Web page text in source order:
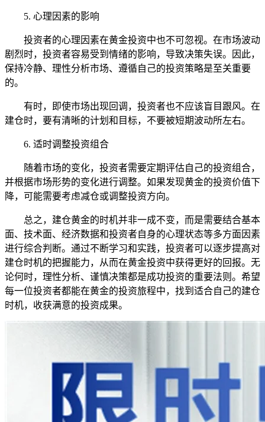
5. 心理因素的影响
投资者的心理因素在黄金投资中也不可忽视。在市场波动
剧烈时，投资者容易受到情绪的影响，导致决策失误。因此，
保持冷静、理性分析市场、遵循自己的投资策略是至关重要
的。
有时，即使市场出现回调，投资者也不应该盲目跟风。在
建仓时，要有清晰的计划和目标，不要被短期波动所左右。
6. 适时调整投资组合
随着市场的变化，投资者需要定期评估自己的投资组合，
并根据市场形势的变化进行调整。如果发现黄金的投资价值下
降，可能需要考虑减仓或调整投资方向。
总之，建仓黄金的时机并非一成不变，而是需要结合基本
面、技术面、经济数据和投资者自身的心理状态等多方面因素
进行综合判断。通过不断学习和实践，投资者可以逐步提高对
建仓时机的把握能力，从而在黄金投资中获得更好的回报。无
论何时，理性分析、谨慎决策都是成功投资的重要法则。希望
每一位投资者都能在黄金的投资旅程中，找到适合自己的建仓
时机，收获满意的投资成果。